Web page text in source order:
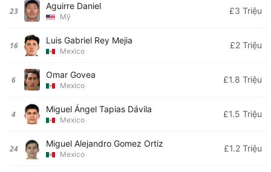
23 Aguirre Daniel
Mỹ
£3 Triệu
16 Luis Gabriel Rey Mejia
Mexico
£2 Triệu
6 Omar Govea
Mexico
£1.8 Triệu
4 Miguel Ángel Tapias Dávila
Mexico
£1.5 Triệu
24 Miguel Alejandro Gomez Ortiz
Mexico
£1.2 Triệu